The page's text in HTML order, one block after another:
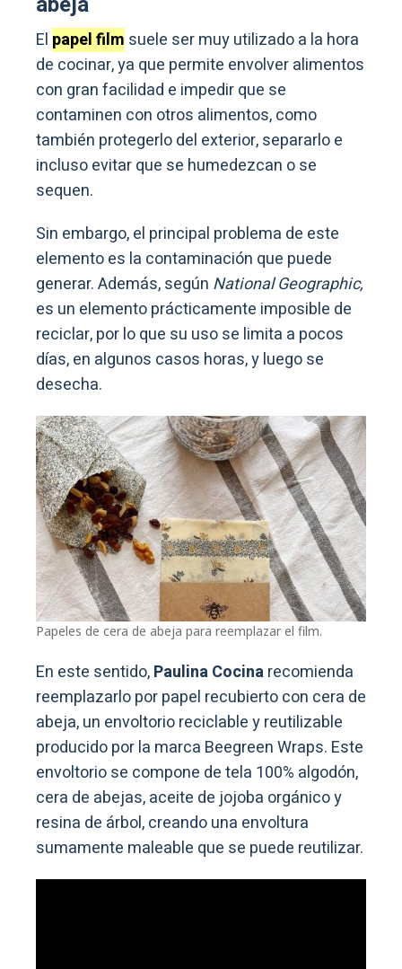
El papel film suele ser muy utilizado a la hora
de cocinar, ya que permite envolver alimentos
con gran facilidad e impedir que se
contaminen con otros alimentos, como
también protegerlo del exterior, separarlo e
incluso evitar que se humedezcan o se
sequen.
Sin embargo, el principal problema de este
elemento es la contaminación que puede
generar. Además, según National Geographic,
es un elemento prácticamente imposible de
reciclar, por lo que su uso se limita a pocos
días, en algunos casos horas, y luego se
desecha.
Papeles de cera de abeja para reemplazar el film.
En este sentido,Paulina Cocinarecomienda
reemplazarlo por papel recubierto con cera de
abeja, un envoltorio reciclable y reutilizable
producido por la marca Beegreen Wraps. Este
envoltorio se compone de tela 100% algodón,
cera de abejas, aceite de jojoba orgánico y
resina de árbol, creando una envoltura
sumamente maleable que se puede reutilizar.